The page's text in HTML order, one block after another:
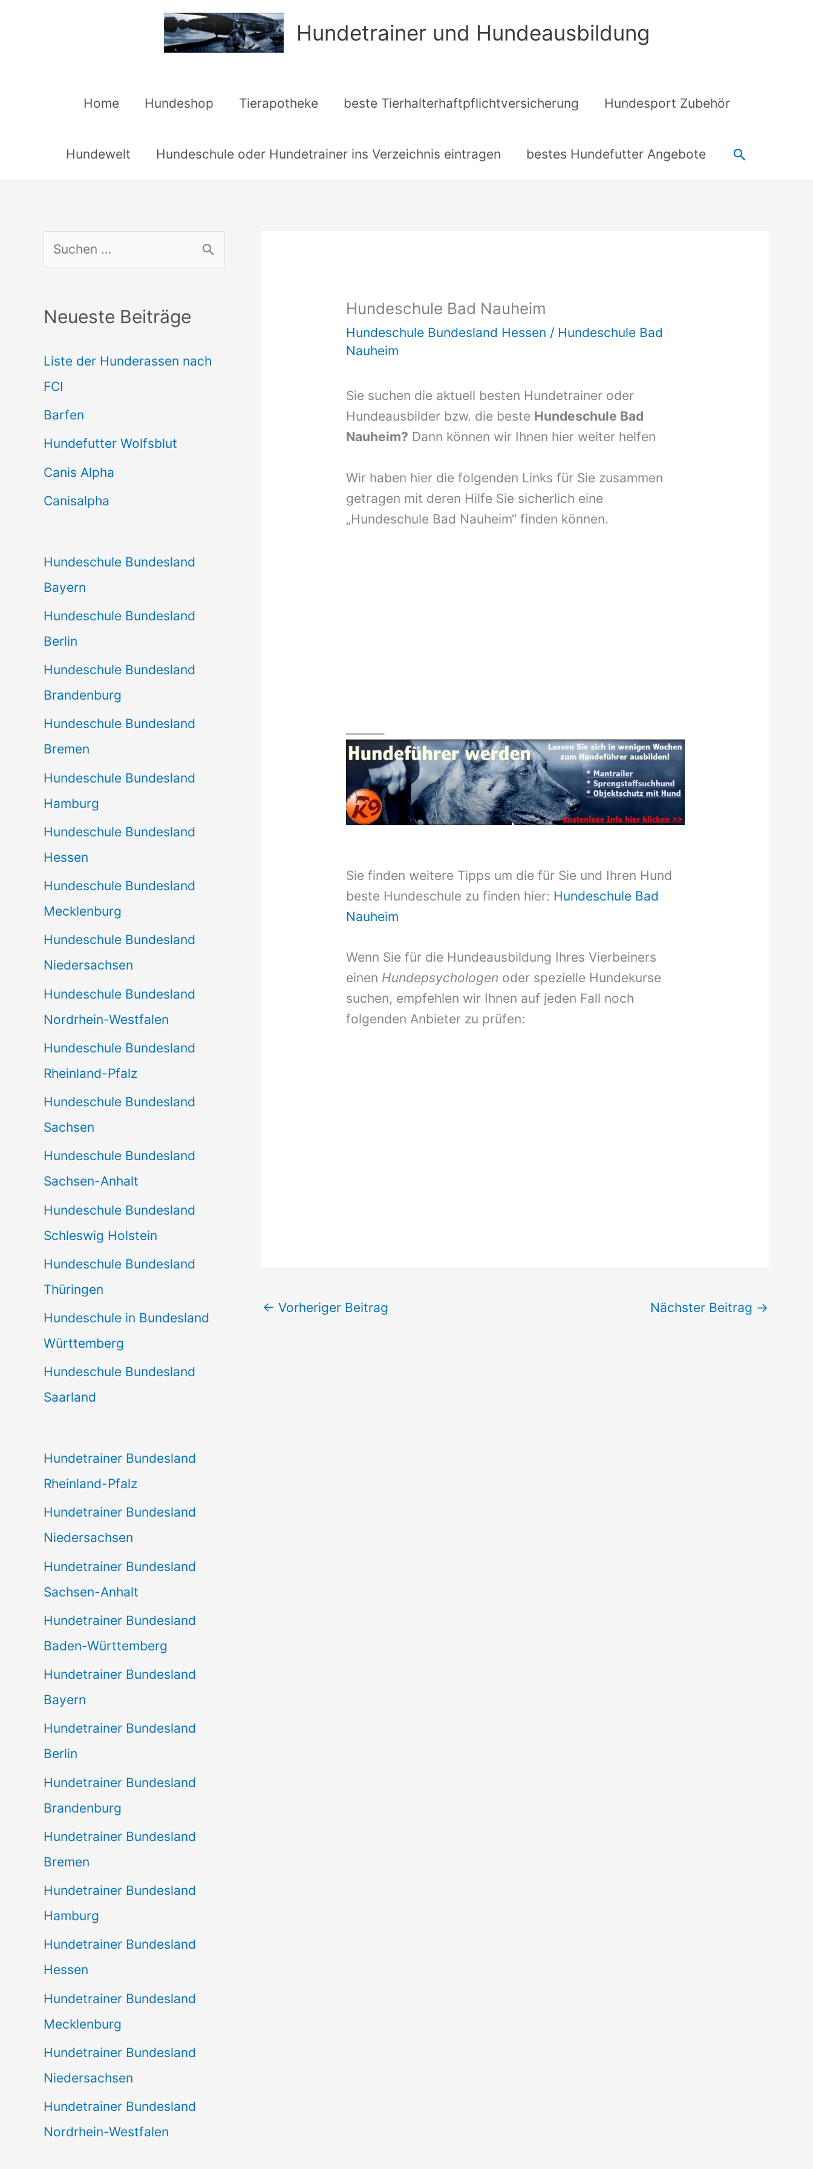
Hundetrainer und Hundeausbildung
Home Hundeshop Tierapotheke beste Tierhalterhaftpflichtversicherung Hundesport Zubehör
Hundewelt Hundeschule oder Hundetrainer ins Verzeichnis eintragen bestes Hundefutter Angebote Suchen
u
h
n
n
a
c
h
:
Neueste Beiträge
Liste der Hunderassen nach
FCI
Barfen
Hundefutter Wolfsblut
Canis Alpha
Canisalpha
Hundeschule Bundesland
Bayern
Hundeschule Bundesland
Berlin
Hundeschule Bundesland
Brandenburg
Hundeschule Bundesland
Bremen
Hundeschule Bundesland
Hamburg
Hundeschule Bundesland
Hessen
Hundeschule Bundesland
Mecklenburg
Hundeschule Bundesland
Niedersachsen
Hundeschule Bundesland
Nordrhein-Westfalen
Hundeschule Bundesland
Rheinland-Pfalz
Hundeschule Bundesland
Sachsen
Hundeschule Bundesland
Sachsen-Anhalt
Hundeschule Bundesland
Schleswig Holstein
Hundeschule Bundesland
Thüringen
Hundeschule in Bundesland
Württemberg
Hundeschule Bundesland
Saarland
Hundetrainer Bundesland
Rheinland-Pfalz
Hundetrainer Bundesland
Niedersachsen
Hundetrainer Bundesland
Sachsen-Anhalt
Hundetrainer Bundesland
Baden-Württemberg
Hundetrainer Bundesland
Bayern
Hundetrainer Bundesland
Berlin
Hundetrainer Bundesland
Brandenburg
Hundetrainer Bundesland
Bremen
Hundetrainer Bundesland
Hamburg
Hundetrainer Bundesland
Hessen
Hundetrainer Bundesland
Mecklenburg
Hundetrainer Bundesland
Niedersachsen
Hundetrainer Bundesland
Nordrhein-Westfalen
Hundeschule Bad Nauheim
Hundeschule Bundesland Hessen / Hundeschule Bad
Nauheim
Sie suchen die aktuell besten Hundetrainer oder
Hundeausbilder bzw. die beste Hundeschule Bad
Nauheim? Dann können wir Ihnen hier weiter helfen
Wir haben hier die folgenden Links für Sie zusammen
getragen mit deren Hilfe Sie sicherlich eine
„Hundeschule Bad Nauheim“ finden können.
Sie finden weitere Tipps um die für Sie und Ihren Hund
beste Hundeschule zu finden hier: Hundeschule Bad
Nauheim
Wenn Sie für die Hundeausbildung Ihres Vierbeiners
einen Hundepsychologen oder spezielle Hundekurse
suchen, empfehlen wir Ihnen auf jeden Fall noch
folgenden Anbieter zu prüfen:
← Vorheriger Beitrag Nächster Beitrag →